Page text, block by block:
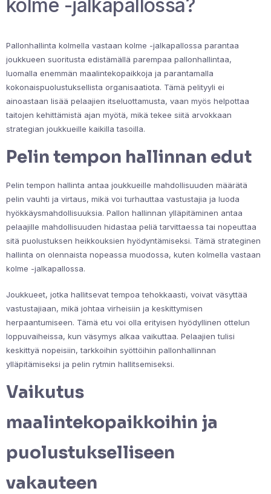
kolme -jalkapallossa?
Pallonhallinta kolmella vastaan kolme -jalkapallossa parantaa
joukkueen suoritusta edistämällä parempaa pallonhallintaa,
luomalla enemmän maalintekopaikkoja ja parantamalla
kokonaispuolustuksellista organisaatiota. Tämä pelityyli ei
ainoastaan lisää pelaajien itseluottamusta, vaan myös helpottaa
taitojen kehittämistä ajan myötä, mikä tekee siitä arvokkaan
strategian joukkueille kaikilla tasoilla.
Pelin tempon hallinnan edut
Pelin tempon hallinta antaa joukkueille mahdollisuuden määrätä
pelin vauhti ja virtaus, mikä voi turhauttaa vastustajia ja luoda
hyökkäysmahdollisuuksia. Pallon hallinnan ylläpitäminen antaa
pelaajille mahdollisuuden hidastaa peliä tarvittaessa tai nopeuttaa
sitä puolustuksen heikkouksien hyödyntämiseksi. Tämä strateginen
hallinta on olennaista nopeassa muodossa, kuten kolmella vastaan
kolme -jalkapallossa.
Joukkueet, jotka hallitsevat tempoa tehokkaasti, voivat väsyttää
vastustajiaan, mikä johtaa virheisiin ja keskittymisen
herpaantumiseen. Tämä etu voi olla erityisen hyödyllinen ottelun
loppuvaiheissa, kun väsymys alkaa vaikuttaa. Pelaajien tulisi
keskittyä nopeisiin, tarkkoihin syöttöihin pallonhallinnan
ylläpitämiseksi ja pelin rytmin hallitsemiseksi.
Vaikutus
maalintekopaikkoihin ja
puolustukselliseen
vakauteen